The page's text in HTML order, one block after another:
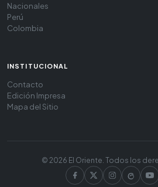
Nacionales
Perú
Colombia
INSTITUCIONAL
Contacto
Edición Impresa
Mapa del Sitio
© 2026 El Oriente. Todos los